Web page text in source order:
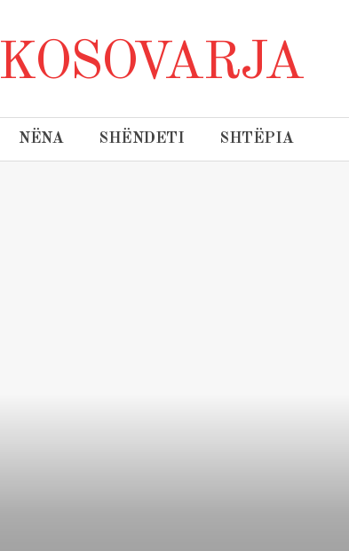
KOSOVARJA
NËNA SHËNDETI SHTËPIA